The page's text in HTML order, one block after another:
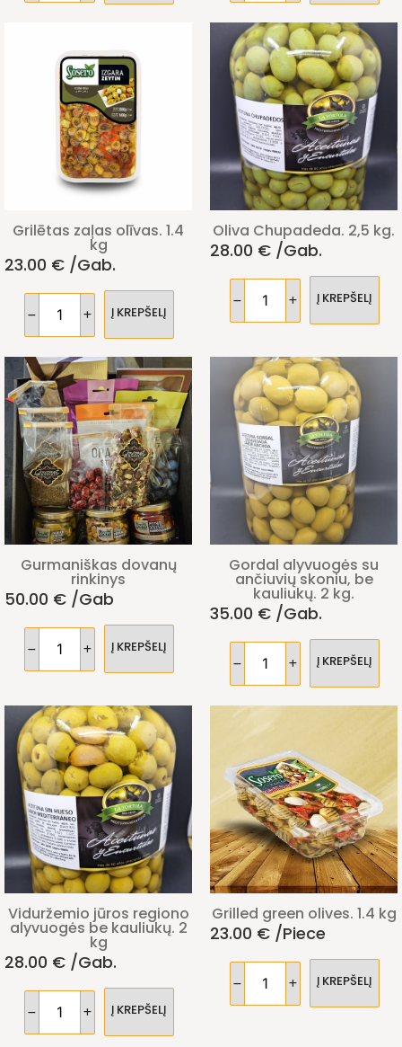
Grilētas zaļas olīvas. 1.4
kg
23.00 € /gab.
Į KREPŠELĮ
Oliva Chupadeda. 2,5 kg.
28.00 € /gab.
Į KREPŠELĮ
Gurmaniškas dovanų
rinkinys
50.00 € /gab
Į KREPŠELĮ
Gordal alyvuogės su
ančiuvių skoniu, be
kauliukų. 2 kg.
35.00 € /gab.
Į KREPŠELĮ
Viduržemio jūros regiono
alyvuogės be kauliukų. 2
kg
28.00 € /gab.
Į KREPŠELĮ
Grilled green olives. 1.4 kg
23.00 € /piece
Į KREPŠELĮ